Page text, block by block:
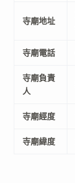
寺廟地址
寺廟電話
寺廟負責
人
寺廟經度
寺廟緯度